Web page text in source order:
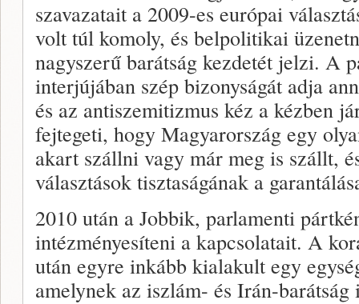
szavazatait a 2009-es európai
volt túl komoly, és belpolitikai
nagyszerű barátság kezdetét jelzi. A
interjújában szép bizonyságát adja
és az antiszemitizmus kéz a kézben
fejtegeti, hogy Magyarország egy
akart szállni vagy már meg is szállt,
választások tisztaságának a
2010 után a Jobbik, parlamenti
intézményesíteni a kapcsolatait. A
után egyre inkább kialakult egy
amelynek az iszlám- és Irán-